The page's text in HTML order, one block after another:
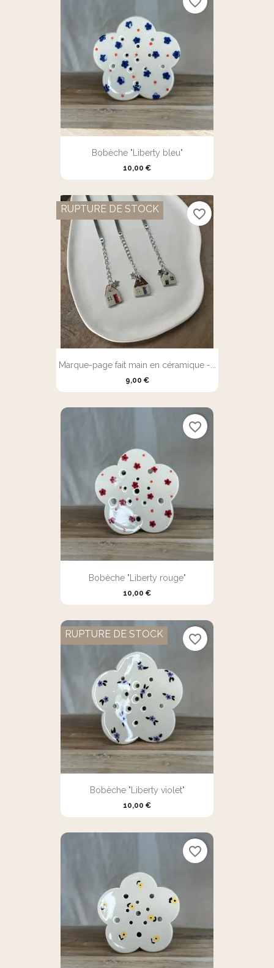
Bobèche "Liberty bleu"
10,00 €
Marque-page fait main en céramique -...
9,00 €
RUPTURE DE STOCK favorite_border
Bobèche "Liberty rouge"
10,00 €
favorite_border
Bobèche "Liberty violet"
10,00 €
RUPTURE DE STOCK favorite_border
favorite_border